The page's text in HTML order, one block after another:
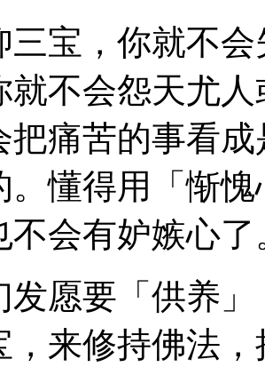
，你就不会
就不会怨天尤
把痛苦的事看
。懂得用「惭
不会有妒嫉心了
要「供养」
，来修持佛法